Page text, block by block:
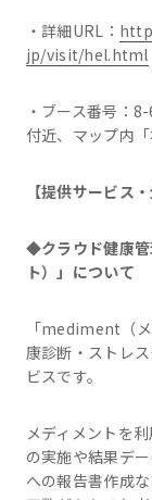
・詳細URL：
jp/visit/hel.html
・ブース番号：
付近、マップ内「
【提供サービス・
◆クラウド健康
ト）」について
「mediment（
康診断・ストレ
ビスです。
メディメントを
の実施や結果デ
への報告書作成